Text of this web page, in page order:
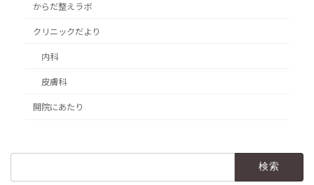
からだ整えラボ
クリニックだより
内科
皮膚科
開院にあたり